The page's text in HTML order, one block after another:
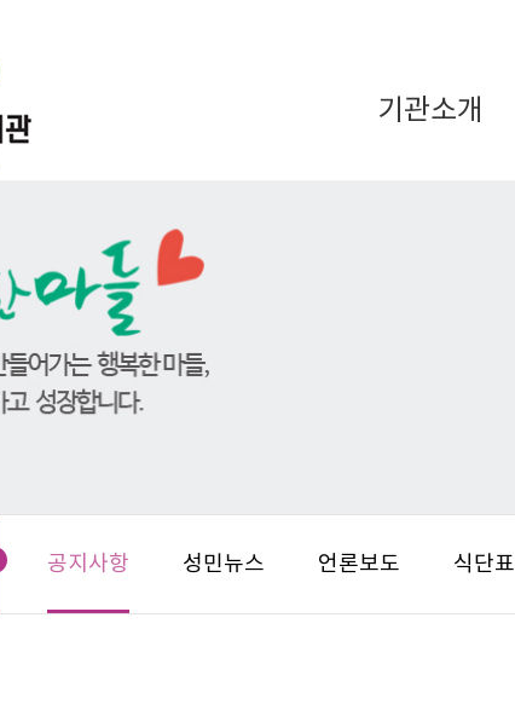
기관소개
공지사항 성민뉴스 언론보도 식단표